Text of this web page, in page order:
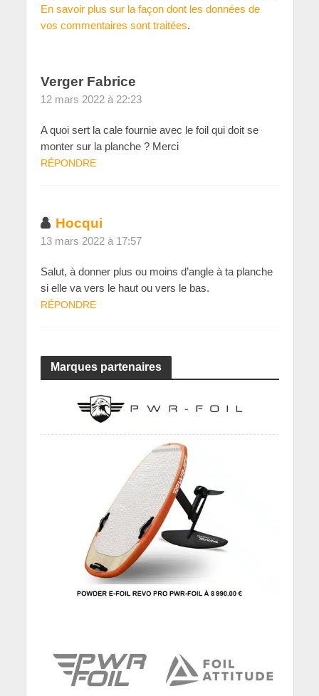
En savoir plus sur la façon dont les données de
vos commentaires sont traitées.
Verger Fabrice
12 mars 2022 à 22:23
A quoi sert la cale fournie avec le foil qui doit se
monter sur la planche ? Merci
RÉPONDRE
Hocqui
13 mars 2022 à 17:57
Salut, à donner plus ou moins d’angle à ta planche
si elle va vers le haut ou vers le bas.
RÉPONDRE
Marques partenaires